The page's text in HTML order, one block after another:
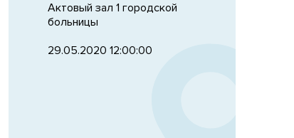
Актовый зал 1 городской
больницы
29.05.2020 12:00:00